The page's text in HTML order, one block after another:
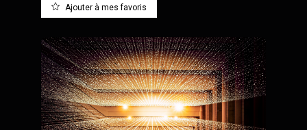
Ajouter à mes favoris